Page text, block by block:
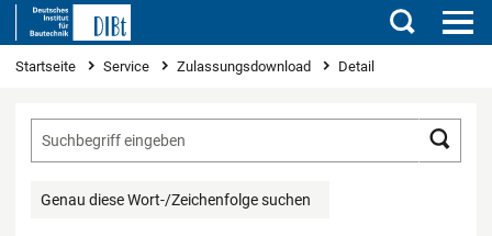
Suchen
Sie sind hier
Startseite Service Zulassungsdownload Detail
Genau diese Wort-/Zeichenfolge suchen